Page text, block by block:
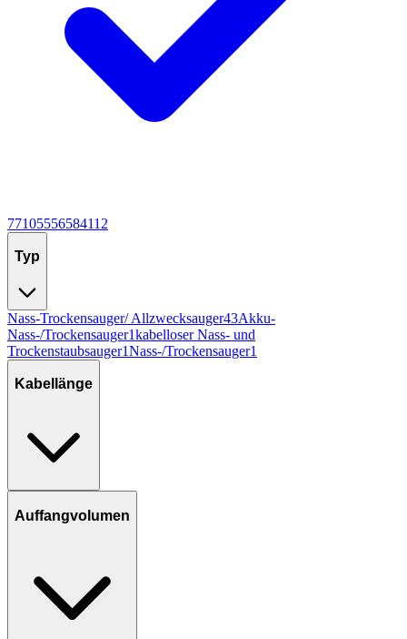
7710555658411 2
Typ
Nass-Trockensauger/ Allzwecksauger43Akku-
Nass-/Trockensauger1kabelloser Nass- und
Trockenstaubsauger1Nass-/Trockensauger1
Kabellänge
Auffangvolumen